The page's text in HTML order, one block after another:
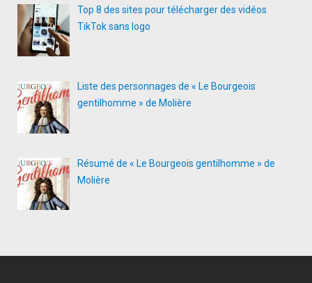
Top 8 des sites pour télécharger des vidéos
TikTok sans logo
Liste des personnages de « Le Bourgeois
gentilhomme » de Molière
Résumé de « Le Bourgeois gentilhomme » de
Molière